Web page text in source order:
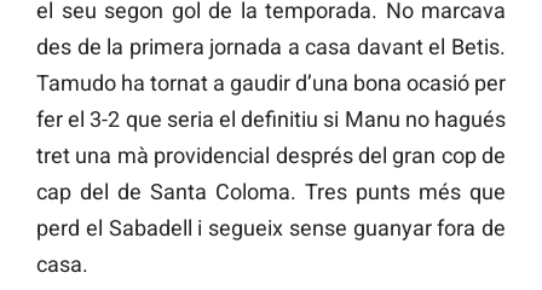
el seu segon gol de la temporada. No marcava
des de la primera jornada a casa davant el Betis.
Tamudo ha tornat a gaudir d’una bona ocasió per
fer el 3-2 que seria el definitiu si Manu no hagués
tret una mà providencial després del gran cop de
cap del de Santa Coloma. Tres punts més que
perd el Sabadell i segueix sense guanyar fora de
casa.